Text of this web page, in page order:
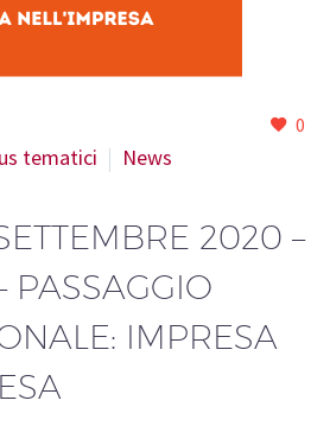
0
tematici
News
2020 –
PASSAGGIO
IMPRESA